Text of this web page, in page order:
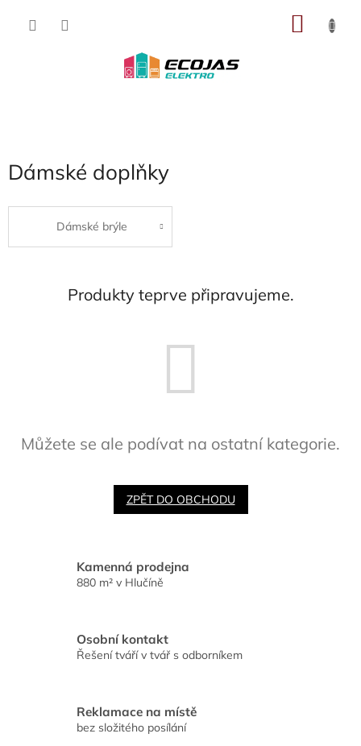
Dámské doplňky
Dámské brýle
Produkty teprve připravujeme.
Můžete se ale podívat na ostatní kategorie.
ZPĚT DO OBCHODU
Kamenná prodejna
880 m² v Hlučíně
Osobní kontakt
Řešení tváří v tvář s odborníkem
Reklamace na místě
bez složitého posílání